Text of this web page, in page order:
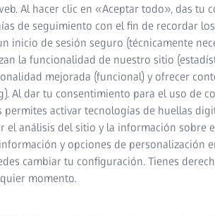
Al hacer clic en «Aceptar todo», das tu
de seguimiento con el fin de recordar
inicio de sesión seguro (técnicamente
la funcionalidad de nuestro sitio
mejorada (funcional) y ofrecer
Al dar tu consentimiento para el uso de
permites activar tecnologías de huellas
el análisis del sitio y la información sobre
y opciones de personalización
cambiar tu configuración. Tienes
momento.